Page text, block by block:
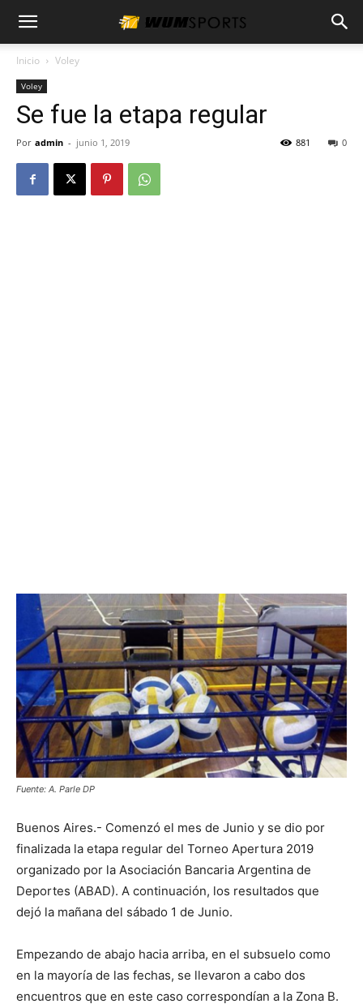
Inicio Voley
Voley
Se fue la etapa regular
Por admin - junio 1, 2019 0
881
Fuente: A. Parle DP
Buenos Aires.- Comenzó el mes de Junio y se dio por
finalizada la etapa regular del Torneo Apertura 2019
organizado por la Asociación Bancaria Argentina de
Deportes (ABAD). A continuación, los resultados que
dejó la mañana del sábado 1 de Junio.
Empezando de abajo hacia arriba, en el subsuelo como
en la mayoría de las fechas, se llevaron a cabo dos
encuentros que en este caso correspondían a la Zona B.